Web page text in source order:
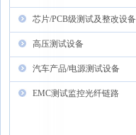
芯片/PCB级测试及整改设备
高压测试设备
汽车产品/电源测试设备
EMC测试监控光纤链路